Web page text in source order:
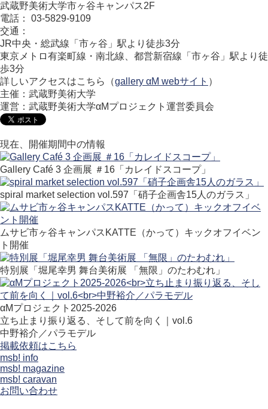
武蔵野美術大学市ヶ谷キャンパス2F
電話： 03-5829-9109
交通：
JR中央・総武線「市ヶ谷」駅より徒歩3分
東京メトロ有楽町線・南北線、都営新宿線「市ヶ谷」駅より徒
歩3分
詳しいアクセスはこちら（gallery αM webサイト ）
主催：武蔵野美術大学
運営：武蔵野美術大学αMプロジェクト運営委員会
現在、開催期間中の情報
Gallery Café 3 企画展 ＃16「カレイドスコープ」
spiral market selection vol.597「硝子企画舎15人のガラス」
ムサビ市ヶ谷キャンパスKATTE（かって）キックオフイベン
ト開催
特別展「堀尾幸男 舞台美術展 「無限」のたわむれ」
αMプロジェクト2025-2026
立ち止まり振り返る、そして前を向く｜vol.6
中野裕介／パラモデル
掲載依頼はこちら
msb! info
msb! magazine
msb! caravan
お問い合わせ